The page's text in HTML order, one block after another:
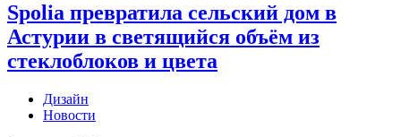
Spolia превратила сельский дом в
Астурии в светящийся объём из
стеклоблоков и цвета
Дизайн
Новости